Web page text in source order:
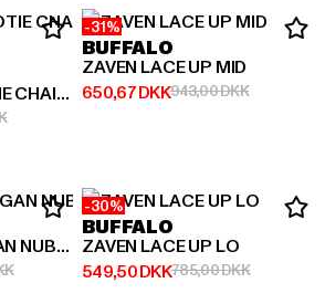
ZORA SOCK BOOTIE CHAIN - VEGAN NAPPA
DKK
Kampagnepris: 785,00 DKK
-31%
BUFFALO
ZAVEN LACE UP MID
650,67 DKK
Nuværende pris: 650,67 DKK
943,00 DKK
ASPHA COM - VEGAN NUBUCK
DKK
Kampagnepris: 1.100,00 DKK
-30%
BUFFALO
ZAVEN LACE UP LO
549,50 DKK
Nuværende pris: 549,50 DKK
785,00 DKK